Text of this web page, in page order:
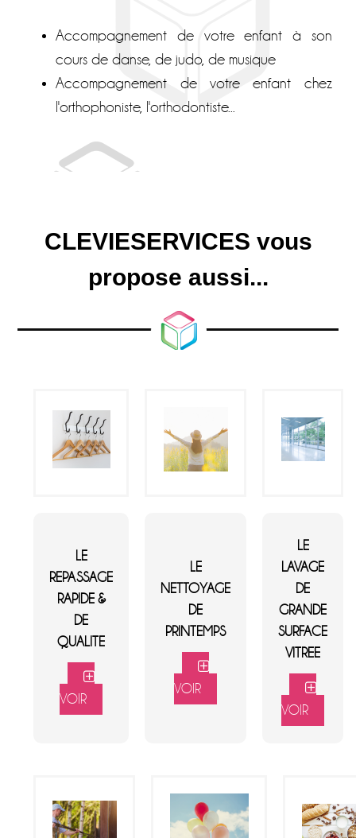
Accompagnement de votre enfant à son
cours de danse, de judo, de musique
Accompagnement de votre enfant chez
l'orthophoniste, l'orthodontiste...
CLEVIESERVICES vous
propose aussi...
LE
REPASSAGE
RAPIDE &
DE
QUALITE
VOIR
LE
NETTOYAGE
DE
PRINTEMPS
VOIR
LE
LAVAGE
DE
GRANDE
SURFACE
VITREE
VOIR